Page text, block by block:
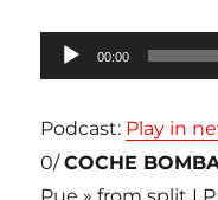
Lecteur
audio
00:00
Podcast: Play in
0/COCHE